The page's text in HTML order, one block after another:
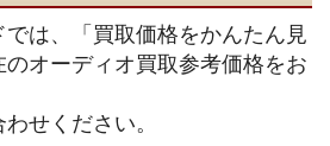
は、「買取価格をかんたん見
オーディオ買取参考価格をお
せください。